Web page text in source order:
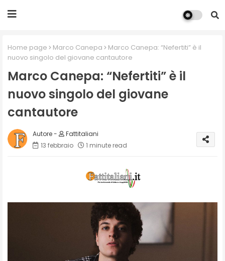
Home page Marco Canepa
Marco Canepa: “Nefertiti” è il
nuovo singolo del giovane cantautore
Marco Canepa: “Nefertiti” è il
nuovo singolo del giovane
cantautore
Fattitaliani
13 febbraio
1 minute read